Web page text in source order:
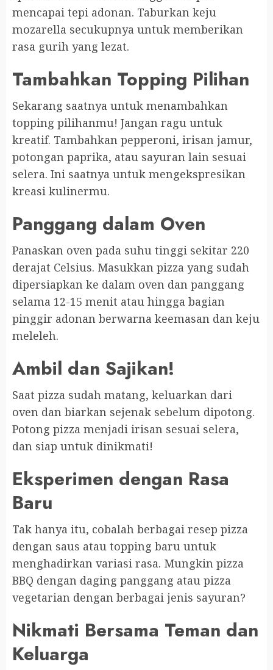
mencapai tepi adonan. Taburkan keju
mozarella secukupnya untuk memberikan
rasa gurih yang lezat.
Tambahkan Topping Pilihan
Sekarang saatnya untuk menambahkan
topping pilihanmu! Jangan ragu untuk
kreatif. Tambahkan pepperoni, irisan jamur,
potongan paprika, atau sayuran lain sesuai
selera. Ini saatnya untuk mengekspresikan
kreasi kulinermu.
Panggang dalam Oven
Panaskan oven pada suhu tinggi sekitar 220
derajat Celsius. Masukkan pizza yang sudah
dipersiapkan ke dalam oven dan panggang
selama 12-15 menit atau hingga bagian
pinggir adonan berwarna keemasan dan keju
meleleh.
Ambil dan Sajikan!
Saat pizza sudah matang, keluarkan dari
oven dan biarkan sejenak sebelum dipotong.
Potong pizza menjadi irisan sesuai selera,
dan siap untuk dinikmati!
Eksperimen dengan Rasa
Baru
Tak hanya itu, cobalah berbagai resep pizza
dengan saus atau topping baru untuk
menghadirkan variasi rasa. Mungkin pizza
BBQ dengan daging panggang atau pizza
vegetarian dengan berbagai jenis sayuran?
Nikmati Bersama Teman dan
Keluarga